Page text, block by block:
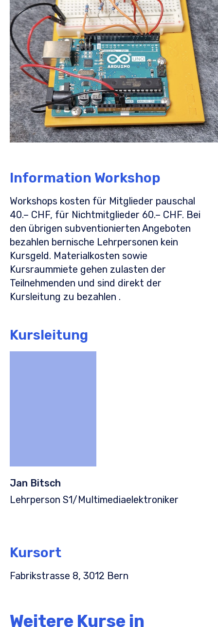
Information Workshop
Workshops kosten für Mitglieder pauschal
40.– CHF, für Nichtmitglieder 60.– CHF. Bei
den übrigen subventionierten Angeboten
bezahlen bernische Lehrpersonen kein
Kursgeld. Materialkosten sowie
Kursraummiete gehen zulasten der
Teilnehmenden und sind direkt der
Kursleitung zu bezahlen .
Kursleitung
Jan Bitsch
Lehrperson S1/Multimediaelektroniker
Kursort
Fabrikstrasse 8, 3012 Bern
Weitere Kurse in